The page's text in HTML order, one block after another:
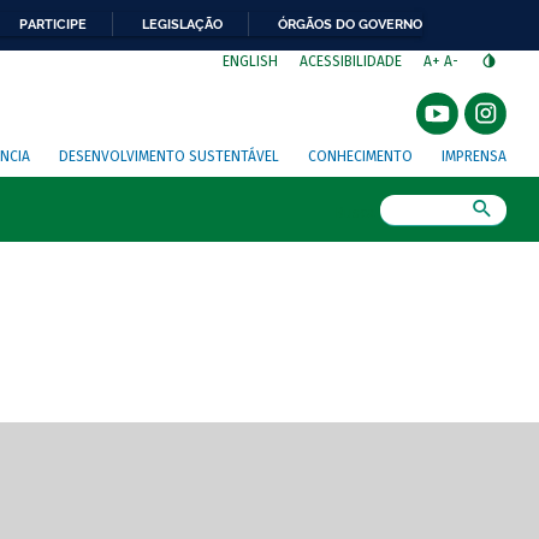
PARTICIPE LEGISLAÇÃO ÓRGÃOS DO GOVERNO
ENGLISH ACESSIBILIDADE A+ A-
DESENVOLVIMENTO SUSTENTÁVEL CONHECIMENTO IMPRENSA
de tela